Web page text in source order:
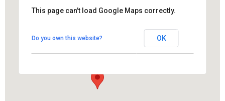
Isidre Vallès s/n - Els Hostalets de Pierola
View Events
This page can't load Google Maps correctly.
Do you own this website? OK